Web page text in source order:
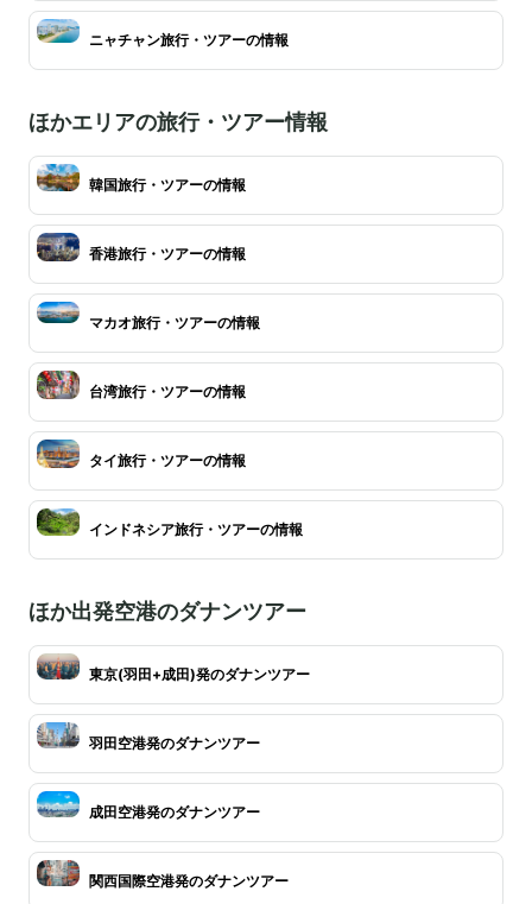
ニャチャン旅行・ツアーの情報
ほかエリアの旅行・ツアー情報
韓国旅行・ツアーの情報
香港旅行・ツアーの情報
マカオ旅行・ツアーの情報
台湾旅行・ツアーの情報
タイ旅行・ツアーの情報
インドネシア旅行・ツアーの情報
ほか出発空港のダナンツアー
東京(羽田+成田)発のダナンツアー
羽田空港発のダナンツアー
成田空港発のダナンツアー
関西国際空港発のダナンツアー